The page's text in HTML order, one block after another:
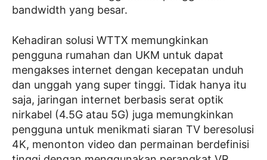
bandwidth yang besar.
Kehadiran solusi WTTX memungkinkan
pengguna rumahan dan UKM untuk dapat
mengakses internet dengan kecepatan unduh
dan unggah yang super tinggi. Tidak hanya itu
saja, jaringan internet berbasis serat optik
nirkabel (4.5G atau 5G) juga memungkinkan
pengguna untuk menikmati siaran TV beresolusi
4K, menonton video dan permainan berdefinisi